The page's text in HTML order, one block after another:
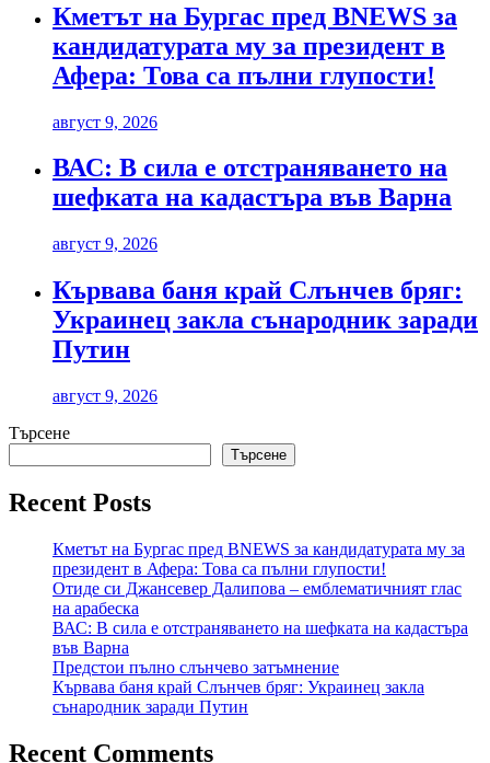
Кметът на Бургас пред BNEWS за
кандидатурата му за президент в
Афера: Това са пълни глупости!
август 9, 2026
ВАС: В сила е отстраняването на
шефката на кадастъра във Варна
август 9, 2026
Кървава баня край Слънчев бряг:
Украинец закла сънародник заради
Путин
август 9, 2026
Търсене
Търсене
Recent Posts
Кметът на Бургас пред BNEWS за кандидатурата му за
президент в Афера: Това са пълни глупости!
Отиде си Джансевер Далипова – емблематичният глас
на арабеска
ВАС: В сила е отстраняването на шефката на кадастъра
във Варна
Предстои пълно слънчево затъмнение
Кървава баня край Слънчев бряг: Украинец закла
сънародник заради Путин
Recent Comments